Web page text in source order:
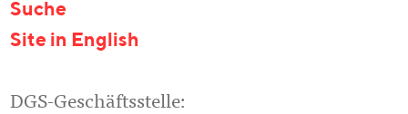
Suche
Site in English
DGS-Geschäftsstelle: